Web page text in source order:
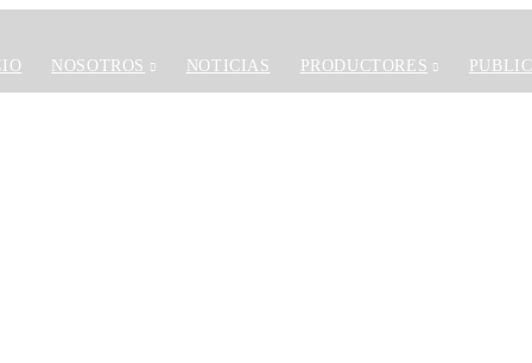
NOSOTROS NOTICIAS PRODUCTORES